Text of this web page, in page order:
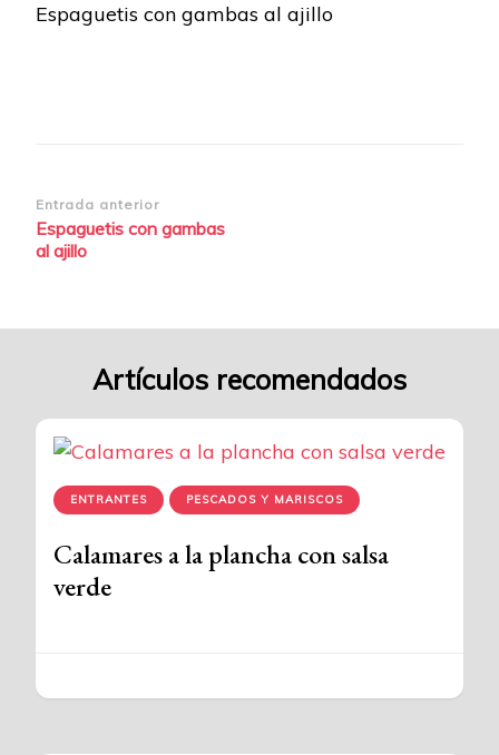
Espaguetis con gambas al ajillo
Navegación
de
Entrada anterior
Espaguetis con gambas
al ajillo
Artículos recomendados
ENTRANTES PESCADOS Y MARISCOS
Calamares a la plancha con salsa
verde